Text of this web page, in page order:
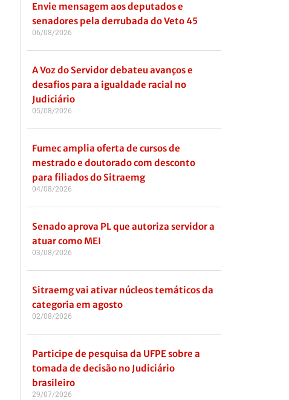
Envie mensagem aos deputados e
senadores pela derrubada do Veto 45
06/08/2026
A Voz do Servidor debateu avanços e
desafios para a igualdade racial no
Judiciário
05/08/2026
Fumec amplia oferta de cursos de
mestrado e doutorado com desconto
para filiados do Sitraemg
04/08/2026
Senado aprova PL que autoriza servidor a
atuar como MEI
03/08/2026
Sitraemg vai ativar núcleos temáticos da
categoria em agosto
02/08/2026
Participe de pesquisa da UFPE sobre a
tomada de decisão no Judiciário
brasileiro
29/07/2026